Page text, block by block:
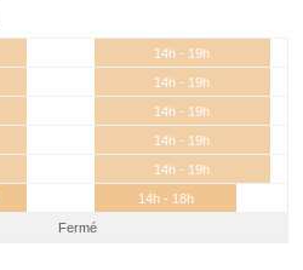
14h - 19h
14h - 19h
14h - 19h
14h - 19h
14h - 19h
14h - 18h
Fermé